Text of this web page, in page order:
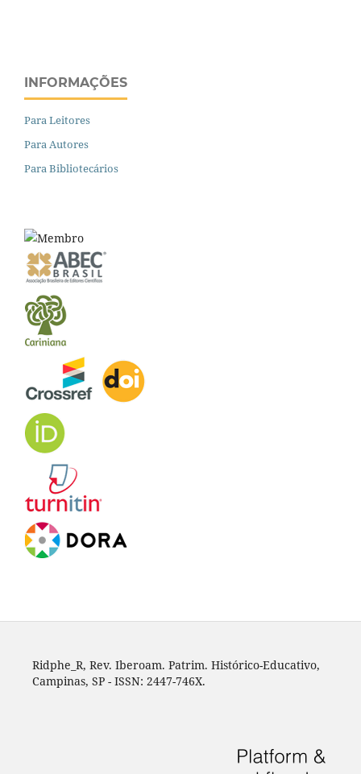
INFORMAÇÕES
Para Leitores
Para Autores
Para Bibliotecários
Ridphe_R, Rev. Iberoam. Patrim. Histórico-Educativo,
Campinas, SP - ISSN: 2447-746X.